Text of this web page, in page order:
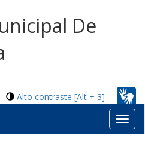
De
Alto contraste [Alt + 3]